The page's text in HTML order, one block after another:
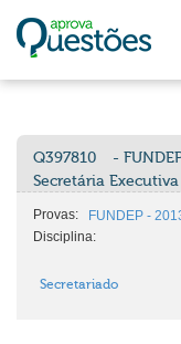
Q397810
-
Secretária Executiva
Provas:
FUNDEP -
Disciplina:
Secretariado